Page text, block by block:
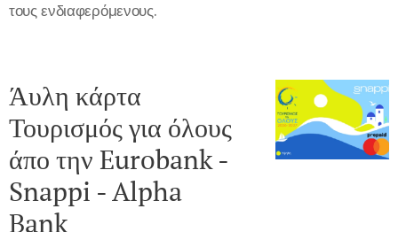
τους ενδιαφερόμενους.
Άυλη κάρτα
Τουρισμός για όλους
άπο την Eurobank -
Snappi - Alpha
Bank